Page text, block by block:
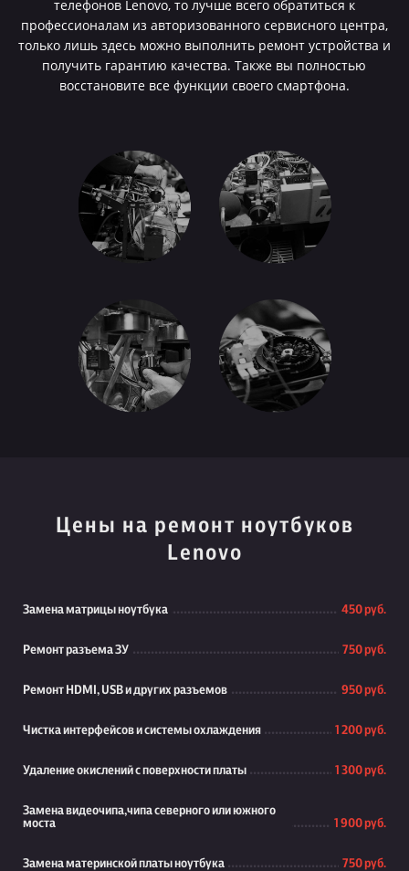
телефонов Lenovo, то лучше всего обратиться к
профессионалам из авторизованного сервисного центра,
только лишь здесь можно выполнить ремонт устройства и
получить гарантию качества. Также вы полностью
восстановите все функции своего смартфона.
Цены на ремонт ноутбуков
Lenovo
Замена матрицы ноутбука 450 руб.
Ремонт разъема ЗУ 750 руб.
Ремонт HDMI, USB и других разъемов 950 руб.
Чистка интерфейсов и системы охлаждения 1 200 руб.
Удаление окислений с поверхности платы 1 300 руб.
Замена видеочипа,чипа северного или южного
моста
1 900 руб.
Замена материнской платы ноутбука 750 руб.